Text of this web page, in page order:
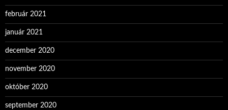
február 2021
január 2021
december 2020
november 2020
október 2020
september 2020